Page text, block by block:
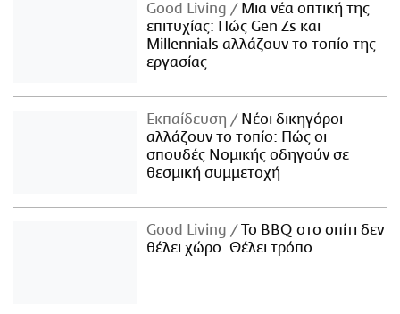
Good Living
Μια νέα οπτική της
επιτυχίας: Πώς Gen Zs και
Millennials αλλάζουν το τοπίο της
εργασίας
Εκπαίδευση
Νέοι δικηγόροι
αλλάζουν το τοπίο: Πώς οι
σπουδές Νομικής οδηγούν σε
θεσμική συμμετοχή
Good Living
Το BBQ στο σπίτι δεν
θέλει χώρο. Θέλει τρόπο.